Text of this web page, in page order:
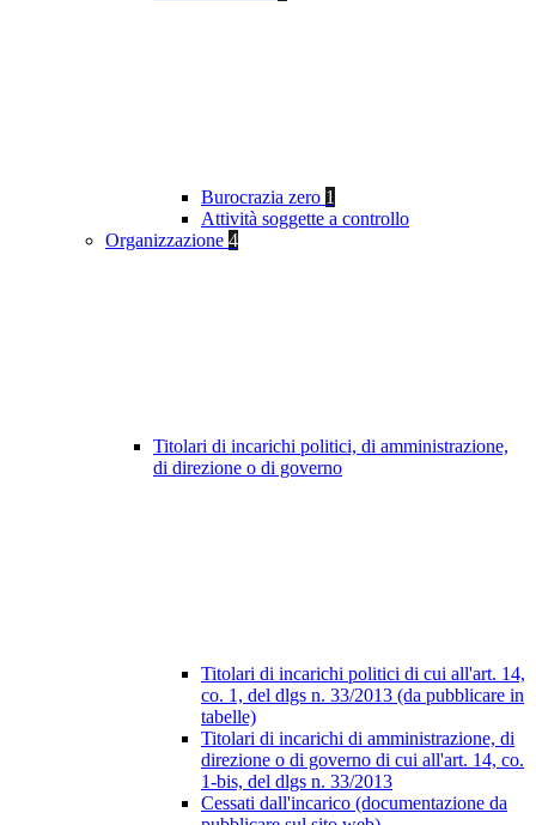
Burocrazia zero 1
Attività soggette a controllo
Organizzazione 4
Titolari di incarichi politici, di amministrazione,
di direzione o di governo
Titolari di incarichi politici di cui all'art. 14,
co. 1, del dlgs n. 33/2013 (da pubblicare in
tabelle)
Titolari di incarichi di amministrazione, di
direzione o di governo di cui all'art. 14, co.
1-bis, del dlgs n. 33/2013
Cessati dall'incarico (documentazione da